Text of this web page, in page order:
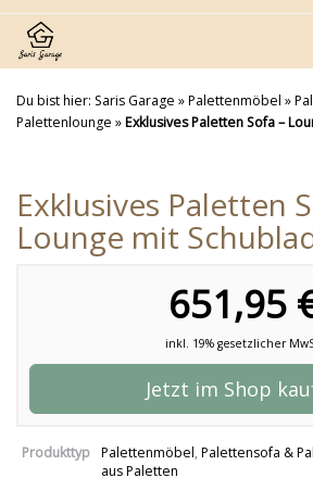
Skip
main
content
Du bist hier: Saris Garage »Palettenmöbel »
Palettenlounge »Exklusives Paletten Sofa –
Exklusives Paletten
Lounge mit
651,95
inkl. 19% gesetzlicher
Jetzt im Shop
Produkttyp Palettenmöbel, Palettensofa &
aus Paletten